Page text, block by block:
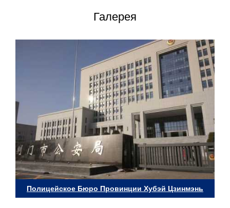
Галерея
Полицейское Бюро Провинции Хубэй Цзинмэнь